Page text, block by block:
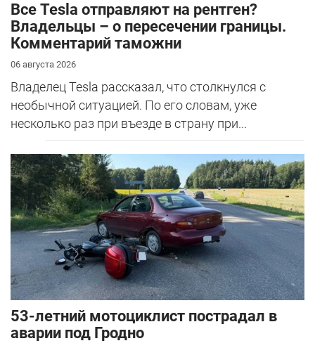
Все Tesla отправляют на рентген?
Владельцы – о пересечении границы.
Комментарий таможни
06 августа 2026
Владелец Tesla рассказал, что столкнулся с
необычной ситуацией. По его словам, уже
несколько раз при въезде в страну при...
53-летний мотоциклист пострадал в
аварии под Гродно